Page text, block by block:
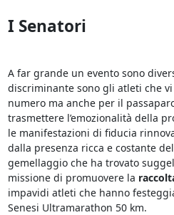
I Senatori
A far grande un evento sono
discriminante sono gli atleti che
numero ma anche per il
trasmettere l’emozionalità della
le manifestazioni di fiducia
dalla presenza ricca e costante
gemellaggio che ha trovato
missione di promuovere la
impavidi atleti che hanno
Senesi Ultramarathon 50 km.